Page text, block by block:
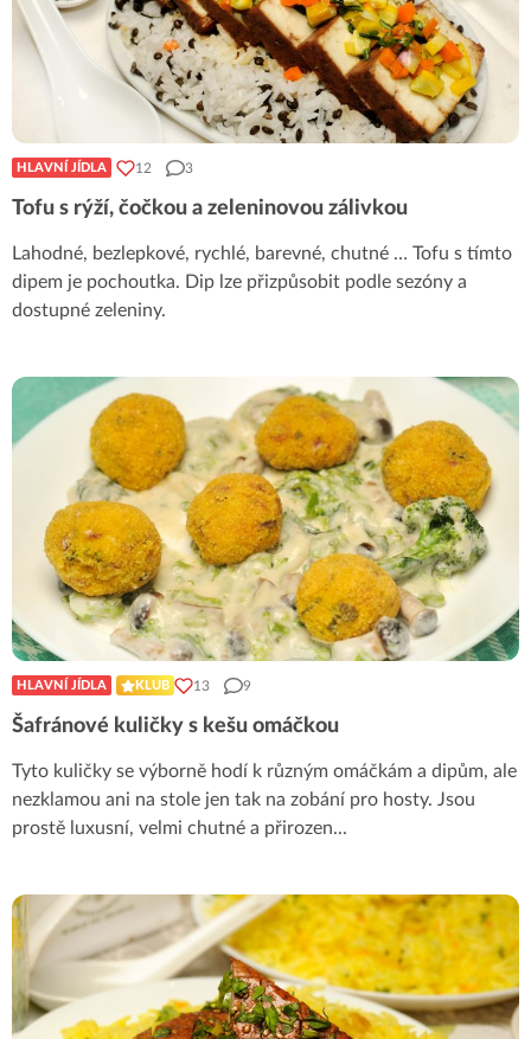
HLAVNÍ JÍDLA 12 3
Tofu s rýží, čočkou a zeleninovou zálivkou
Lahodné, bezlepkové, rychlé, barevné, chutné … Tofu s tímto
dipem je pochoutka. Dip lze přizpůsobit podle sezóny a
dostupné zeleniny.
HLAVNÍ JÍDLA KLUB 13 9
Šafránové kuličky s kešu omáčkou
Tyto kuličky se výborně hodí k různým omáčkám a dipům, ale
nezklamou ani na stole jen tak na zobání pro hosty. Jsou
prostě luxusní, velmi chutné a přirozen...